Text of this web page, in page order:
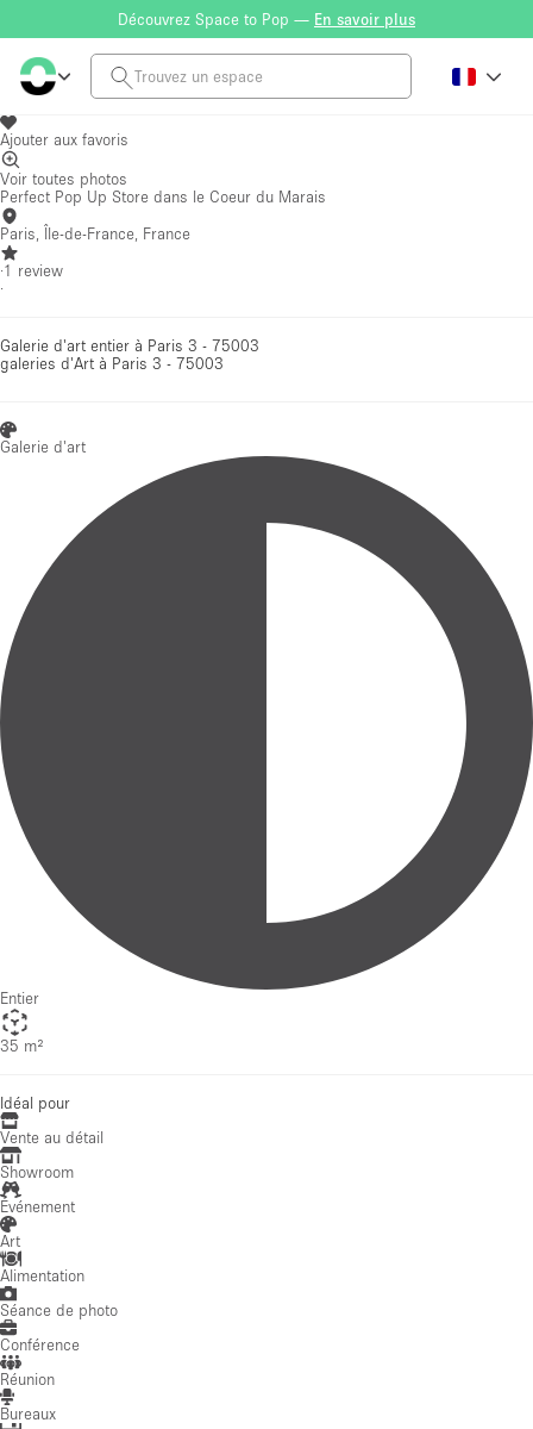
Découvrez Space to Pop — En savoir plus
Ajouter aux favoris
Voir toutes photos
Perfect Pop Up Store dans le Coeur du Marais
Paris, Île-de-France, France
·1 review
·
Galerie d'art entier à Paris 3 - 75003
galeries d'Art à Paris 3 - 75003
Galerie d'art
Entier
35 m²
Idéal pour
Vente au détail
Showroom
Événement
Art
Alimentation
Séance de photo
Conférence
Réunion
Bureaux